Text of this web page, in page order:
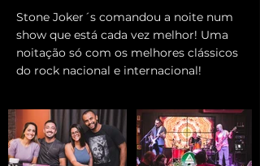
Stone Joker´s comandou a noite num
show que está cada vez melhor! Uma
noitação só com os melhores clássicos
do rock nacional e internacional!